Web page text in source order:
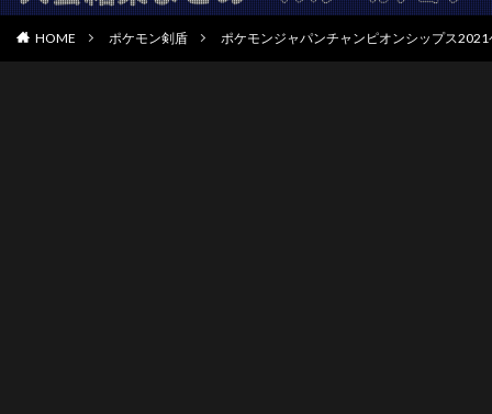
HOME ポケモン剣盾 ポケモンジャパンチャンピオンシップス